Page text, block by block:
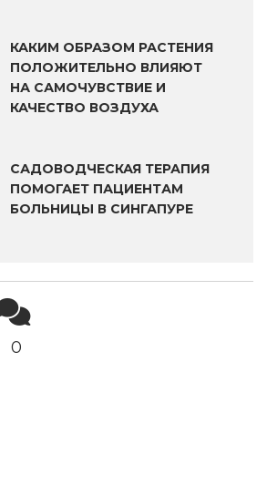
КАКИМ ОБРАЗОМ РАСТЕНИЯ
ПОЛОЖИТЕЛЬНО ВЛИЯЮТ
НА САМОЧУВСТВИЕ И
КАЧЕСТВО ВОЗДУХА
САДОВОДЧЕСКАЯ ТЕРАПИЯ
ПОМОГАЕТ ПАЦИЕНТАМ
БОЛЬНИЦЫ В СИНГАПУРЕ
0